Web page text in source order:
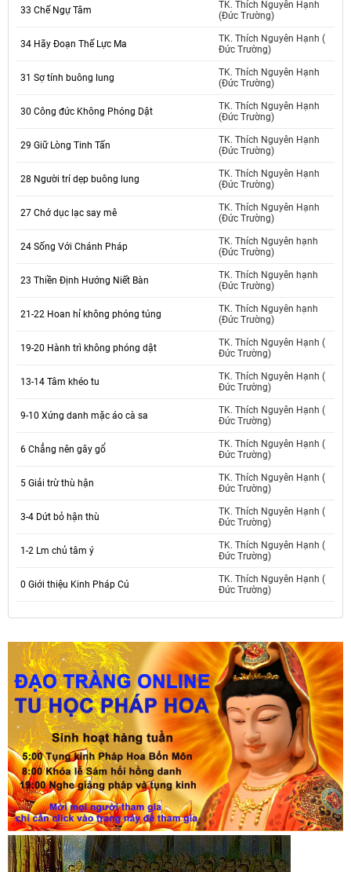
33 Chế Ngự Tâm
TK. Thích Nguyên Hạnh
(Đức Trường)
34 Hãy Đoạn Thế Lực Ma
TK. Thích Nguyên Hạnh (
Đức Trường)
31 Sợ tính buông lung
TK. Thích Nguyên Hạnh
(Đức Trường)
30 Công đức Không Phóng Dật
TK. Thích Nguyên Hạnh
(Đức Trường)
29 Giữ Lòng Tinh Tấn
TK. Thích Nguyên Hạnh
(Đức Trường)
28 Người trí dẹp buông lung
TK. Thích Nguyên Hạnh
(Đức Trường)
27 Chớ dục lạc say mê
TK. Thích Nguyên Hạnh
(Đức Trường)
24 Sống Với Chánh Pháp
TK. Thích Nguyên hạnh
(Đức Trường)
23 Thiền Định Hướng Niết Bàn
TK. Thích Nguyên hạnh
(Đức Trường)
21-22 Hoan hỉ không phóng túng
TK. Thích Nguyên hạnh
(Đức Trường)
19-20 Hành trì không phóng dật
TK. Thích Nguyên Hạnh (
Đức Trường)
13-14 Tâm khéo tu
TK. Thích Nguyên Hạnh (
Đức Trường)
9-10 Xứng danh mặc áo cà sa
TK. Thích Nguyên Hạnh (
Đức Trường)
6 Chẳng nên gây gổ
TK. Thích Nguyên Hạnh (
Đức Trường)
5 Giải trừ thù hận
TK. Thích Nguyên Hạnh (
Đức Trường)
3-4 Dứt bỏ hận thù
TK. Thích Nguyên Hạnh (
Đức Trường)
1-2 Lm chủ tâm ý
TK. Thích Nguyên Hạnh (
Đức Trường)
0 Giới thiệu Kinh Pháp Cú
TK. Thích Nguyên Hạnh (
Đức Trường)